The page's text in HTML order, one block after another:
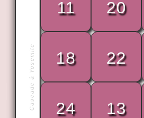
Cascade à Yosemite
puisse être
11 20
18 22
24 13